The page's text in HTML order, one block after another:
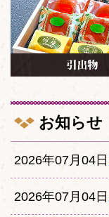
お知らせ
2026年07月04日
2026年07月04日